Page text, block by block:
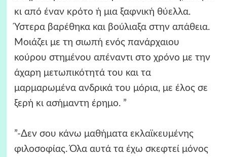
κι από έναν κρότο ή μια ξαφνική θύελλα.
Ύστερα βαρέθηκα και βούλιαξα στην απάθεια.
Μοιάζει με τη σιωπή ενός πανάρχαιου
κούρου στημένου απέναντι στο χρόνο με την
άχαρη μετωπικότητά του και τα
μαρμαρωμένα ανδρικά του μόρια, με έλος σε
ξερή κι ασήμαντη έρημο. ”
”-Δεν σου κάνω μαθήματα εκλαϊκευμένης
φιλοσοφίας. Όλα αυτά τα έχω σκεφτεί μόνος